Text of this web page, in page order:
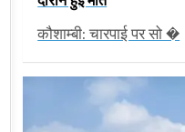
कौशाम्बी: चारपाई पर सो �